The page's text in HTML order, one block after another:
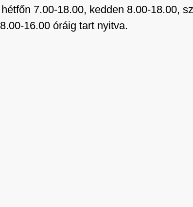
7.00-18.00, kedden 8.00-18.00,
16.00 óráig tart nyitva.